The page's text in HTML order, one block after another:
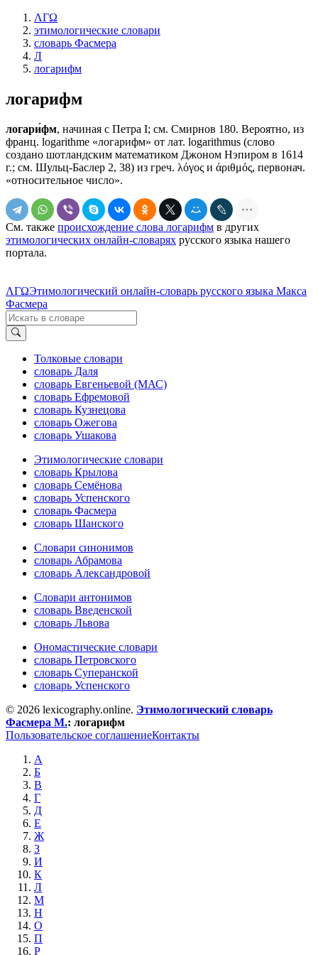
ΛΓΩ
этимологические словари
словарь Фасмера
Л
логарифм
логарифм
логари́фм, начиная с Петра I; см. Смирнов 180. Вероятно, из
франц. logarithme «логарифм» от лат. logarithmus (слово
создано шотландским математиком Джоном Нэпиром в 1614
г.; см. Шульц-Баслер 2, 38) из греч. λόγος и ἀριθμός, первонач.
«относительное число».
См. также происхождение слова логарифм в других
этимологических онлайн-словарях русского языка нашего
портала.
ΛΓΩЭтимологический онлайн-словарь русского языка Макса
Фасмера
Толковые словари
словарь Даля
словарь Евгеньевой (МАС)
словарь Ефремовой
словарь Кузнецова
словарь Ожегова
словарь Ушакова
Этимологические словари
словарь Крылова
словарь Семёнова
словарь Успенского
словарь Фасмера
словарь Шанского
Словари синонимов
словарь Абрамова
словарь Александровой
Словари антонимов
словарь Введенской
словарь Львова
Ономастические словари
словарь Петровского
словарь Суперанской
словарь Успенского
© 2026 lexicography.online. Этимологический словарь
Фасмера М.: логарифм
Пользовательское соглашениеКонтакты
А
Б
В
Г
Д
Е
Ж
З
И
К
Л
М
Н
О
П
Р